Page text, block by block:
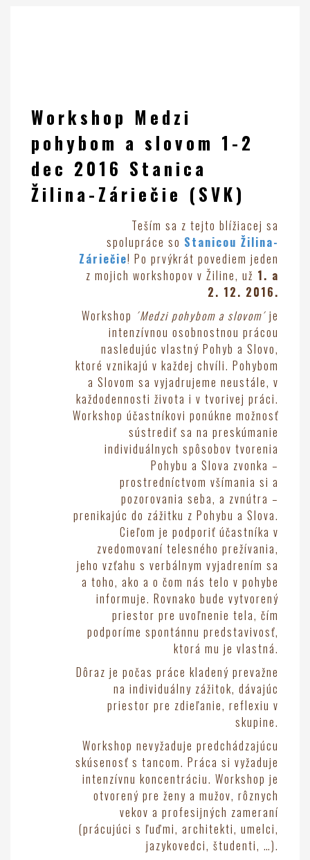
Workshop Medzi
pohybom a slovom 1-2
dec 2016 Stanica
Žilina-Záriečie (SVK)
Teším sa z tejto blížiacej sa
spolupráce so Stanicou Žilina-
Záriečie! Po prvýkrát povediem jeden
z mojich workshopov v Žiline, už 1. a
2. 12. 2016.
Workshop ´Medzi pohybom a slovom´ je
intenzívnou osobnostnou prácou
nasledujúc vlastný Pohyb a Slovo,
ktoré vznikajú v každej chvíli. Pohybom
a Slovom sa vyjadrujeme neustále, v
každodennosti života i v tvorivej práci.
Workshop účastníkovi ponúkne možnosť
sústrediť sa na preskúmanie
individuálnych spôsobov tvorenia
Pohybu a Slova zvonka –
prostredníctvom všímania si a
pozorovania seba, a zvnútra –
prenikajúc do zážitku z Pohybu a Slova.
Cieľom je podporiť účastníka v
zvedomovaní telesného prežívania,
jeho vzťahu s verbálnym vyjadrením sa
a toho, ako a o čom nás telo v pohybe
informuje. Rovnako bude vytvorený
priestor pre uvoľnenie tela, čím
podporíme spontánnu predstavivosť,
ktorá mu je vlastná.
Dôraz je počas práce kladený prevažne
na individuálny zážitok, dávajúc
priestor pre zdieľanie, reflexiu v
skupine.
Workshop nevyžaduje predchádzajúcu
skúsenosť s tancom. Práca si vyžaduje
intenzívnu koncentráciu. Workshop je
otvorený pre ženy a mužov, rôznych
vekov a profesijných zameraní
(prácujúci s ľuďmi, architekti, umelci,
jazykovedci, študenti, …).